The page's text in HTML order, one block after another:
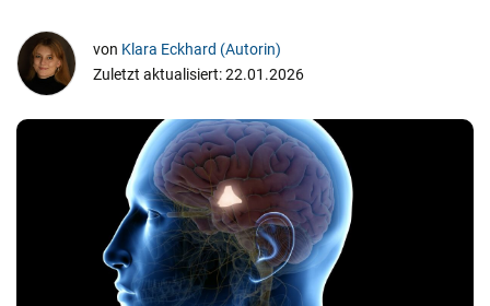
von Klara Eckhard (Autorin)
Zuletzt aktualisiert: 22.01.2026